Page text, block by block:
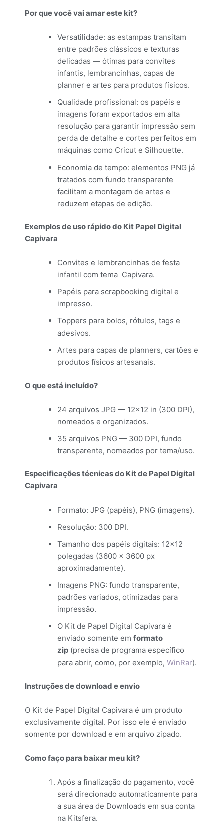
Por que você vai amar este kit?
Versatilidade: as estampas transitam
entre padrões clássicos e texturas
delicadas — ótimas para convites
infantis, lembrancinhas, capas de
planner e artes para produtos físicos.
Qualidade profissional: os papéis e
imagens foram exportados em alta
resolução para garantir impressão sem
perda de detalhe e cortes perfeitos em
máquinas como Cricut e Silhouette.
Economia de tempo: elementos PNG já
tratados com fundo transparente
facilitam a montagem de artes e
reduzem etapas de edição.
Exemplos de uso rápido do Kit Papel Digital
Capivara
Convites e lembrancinhas de festa
infantil com tema Capivara.
Papéis para scrapbooking digital e
impresso.
Toppers para bolos, rótulos, tags e
adesivos.
Artes para capas de planners, cartões e
produtos físicos artesanais.
O que está incluído?
24 arquivos JPG — 12×12 in (300 DPI),
nomeados e organizados.
35 arquivos PNG — 300 DPI, fundo
transparente, nomeados por tema/uso.
Especificações técnicas do Kit de Papel Digital
Capivara
Formato: JPG (papéis), PNG (imagens).
Resolução: 300 DPI.
Tamanho dos papéis digitais: 12×12
polegadas (3600 × 3600 px
aproximadamente).
Imagens PNG: fundo transparente,
padrões variados, otimizadas para
impressão.
O Kit de Papel Digital Capivara é
enviado somente em formato
zip (precisa de programa específico
para abrir, como, por exemplo, WinRar).
Instruções de download e envio
O Kit de Papel Digital Capivara é um produto
exclusivamente digital. Por isso ele é enviado
somente por download e em arquivo zipado.
Como faço para baixar meu kit?
Após a finalização do pagamento, você
será direcionado automaticamente para
a sua área de Downloads em sua conta
na Kitsfera.